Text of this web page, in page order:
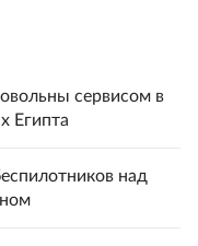
сервисом в
Египта
над